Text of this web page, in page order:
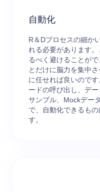
自動化
R＆Dプロセスの細か
れる必要があります
るべく避けることが
とだけに脳力を集中
に任せれば良いので
ードの呼び出し、デ
サンプル、Mockデー
で、自動化できるも
す。